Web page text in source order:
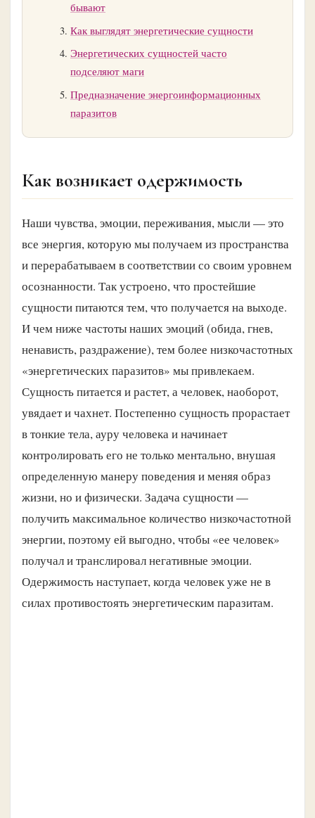
бывают
Как выглядят энергетические сущности
Энергетических сущностей часто
подселяют маги
Предназначение энергоинформационных
паразитов
Как возникает одержимость
Наши чувства, эмоции, переживания, мысли — это
все энергия, которую мы получаем из пространства
и перерабатываем в соответствии со своим уровнем
осознанности. Так устроено, что простейшие
сущности питаются тем, что получается на выходе.
И чем ниже частоты наших эмоций (обида, гнев,
ненависть, раздражение), тем более низкочастотных
«энергетических паразитов» мы привлекаем.
Сущность питается и растет, а человек, наоборот,
увядает и чахнет. Постепенно сущность прорастает
в тонкие тела, ауру человека и начинает
контролировать его не только ментально, внушая
определенную манеру поведения и меняя образ
жизни, но и физически. Задача сущности —
получить максимальное количество низкочастотной
энергии, поэтому ей выгодно, чтобы «ее человек»
получал и транслировал негативные эмоции.
Одержимость наступает, когда человек уже не в
силах противостоять энергетическим паразитам.